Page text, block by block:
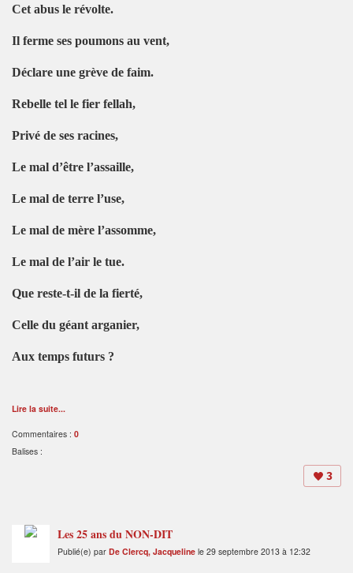
Cet abus le révolte.
Il ferme ses poumons au vent,
Déclare une grève de faim.
Rebelle tel le fier fellah,
Privé de ses racines,
Le mal d’être l’assaille,
Le mal de terre l’use,
Le mal de mère l’assomme,
Le mal de l’air le tue.
Que reste-t-il de la fierté,
Celle du géant arganier,
Aux temps futurs ?
Lire la suite...
Commentaires : 0
Balises :
3
Les 25 ans du NON-DIT
Publié(e) par De Clercq, Jacqueline le 29 septembre 2013 à 12:32